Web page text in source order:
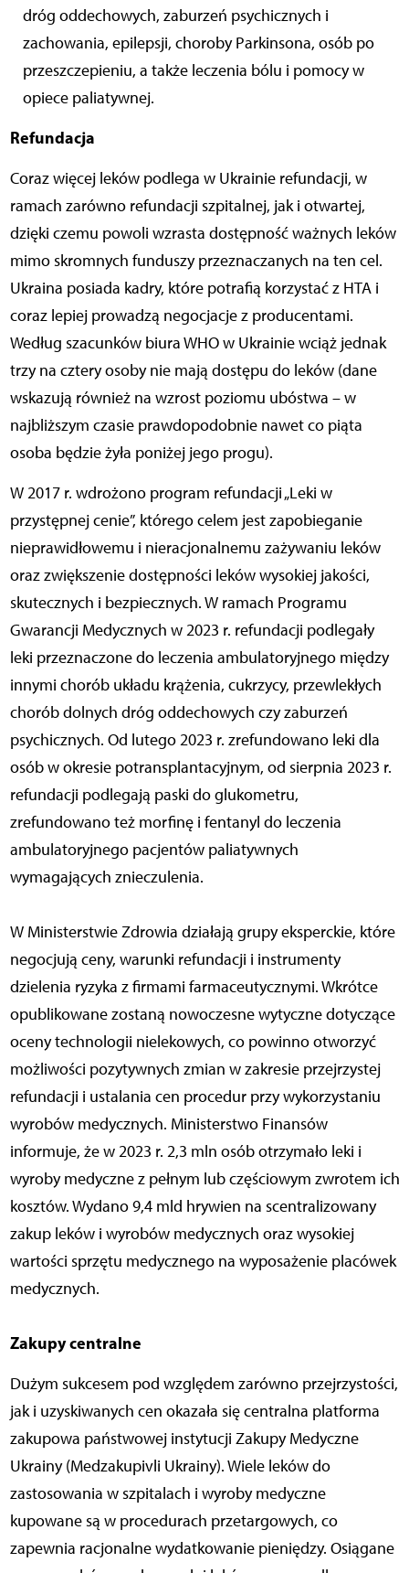
dróg oddechowych, zaburzeń psychicznych i
zachowania, epilepsji, choroby Parkinsona, osób po
przeszczepieniu, a także leczenia bólu i pomocy w
opiece paliatywnej.
Refundacja
Coraz więcej leków podlega w Ukrainie refundacji, w
ramach zarówno refundacji szpitalnej, jak i otwartej,
dzięki czemu powoli wzrasta dostępność ważnych leków
mimo skromnych funduszy przeznaczanych na ten cel.
Ukraina posiada kadry, które potrafią korzystać z HTA i
coraz lepiej prowadzą negocjacje z producentami.
Według szacunków biura WHO w Ukrainie wciąż jednak
trzy na cztery osoby nie mają dostępu do leków (dane
wskazują również na wzrost poziomu ubóstwa – w
najbliższym czasie prawdopodobnie nawet co piąta
osoba będzie żyła poniżej jego progu).
W 2017 r. wdrożono program refundacji „Leki w
przystępnej cenie”, którego celem jest zapobieganie
nieprawidłowemu i nieracjonalnemu zażywaniu leków
oraz zwiększenie dostępności leków wysokiej jakości,
skutecznych i bezpiecznych. W ramach Programu
Gwarancji Medycznych w 2023 r. refundacji podlegały
leki przeznaczone do leczenia ambulatoryjnego między
innymi chorób układu krążenia, cukrzycy, przewlekłych
chorób dolnych dróg oddechowych czy zaburzeń
psychicznych. Od lutego 2023 r. zrefundowano leki dla
osób w okresie potransplantacyjnym, od sierpnia 2023 r.
refundacji podlegają paski do glukometru,
zrefundowano też morfinę i fentanyl do leczenia
ambulatoryjnego pacjentów paliatywnych
wymagających znieczulenia.
W Ministerstwie Zdrowia działają grupy eksperckie, które
negocjują ceny, warunki refundacji i instrumenty
dzielenia ryzyka z firmami farmaceutycznymi. Wkrótce
opublikowane zostaną nowoczesne wytyczne dotyczące
oceny technologii nielekowych, co powinno otworzyć
możliwości pozytywnych zmian w zakresie przejrzystej
refundacji i ustalania cen procedur przy wykorzystaniu
wyrobów medycznych. Ministerstwo Finansów
informuje, że w 2023 r. 2,3 mln osób otrzymało leki i
wyroby medyczne z pełnym lub częściowym zwrotem ich
kosztów. Wydano 9,4 mld hrywien na scentralizowany
zakup leków i wyrobów medycznych oraz wysokiej
wartości sprzętu medycznego na wyposażenie placówek
medycznych.
Zakupy centralne
Dużym sukcesem pod względem zarówno przejrzystości,
jak i uzyskiwanych cen okazała się centralna platforma
zakupowa państwowej instytucji Zakupy Medyczne
Ukrainy (Medzakupivli Ukrainy). Wiele leków do
zastosowania w szpitalach i wyroby medyczne
kupowane są w procedurach przetargowych, co
zapewnia racjonalne wydatkowanie pieniędzy. Osiągane